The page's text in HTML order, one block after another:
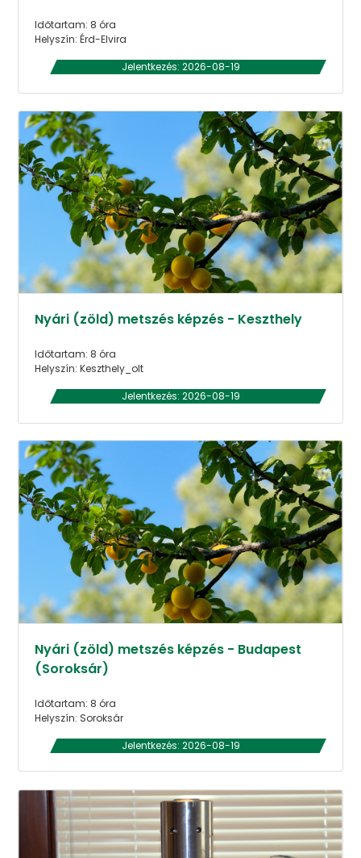
Időtartam: 8 óra
Helyszín: Érd-Elvira
Jelentkezés: 2026-08-19
Nyári (zöld) metszés képzés - Keszthely
Időtartam: 8 óra
Helyszín: Keszthely_olt
Jelentkezés: 2026-08-19
Nyári (zöld) metszés képzés - Budapest
(Soroksár)
Időtartam: 8 óra
Helyszín: Soroksár
Jelentkezés: 2026-08-19